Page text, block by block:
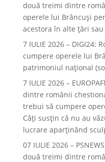
două treimi dintre
operele lui Brâncuşi
acestora în alte ţări
7 IULIE 2026 – DIGI24:
cumpere operele lui
patrimoniul național
7 IULIE 2026 –
dintre românii
trebui să cumpere
Câți susțin că nu au
lucrare aparținând
07 IULIE 2026 –
două treimi dintre